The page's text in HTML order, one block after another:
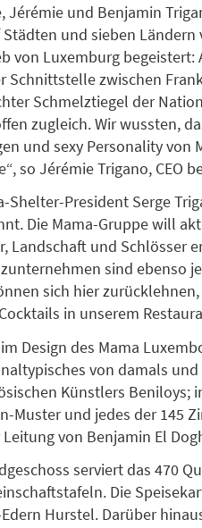
Jérémie und Benjamin
und sieben
von Luxemburg
Schnittstelle zwischen
Schmelztiegel der
zugleich. Wir wussten,
und sexy Personality von
so Jérémie Trigano, CEO
Shelter-President Serge
Die Mama-Gruppe will
Landschaft und Schlösser
sind ebenso
sich hier
in unserem
Design des Mama
von damals
Künstlers Beniloys;
Muster und jedes der 145
von Benjamin El
serviert das 470
Die
Hurstel. Darüber